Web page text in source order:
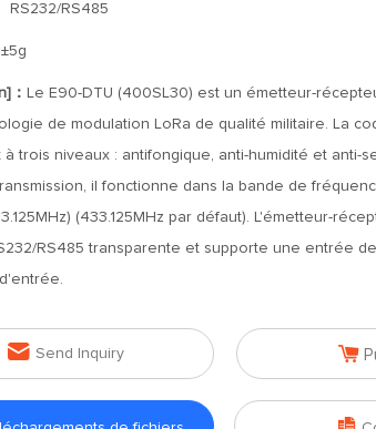
RS232/RS485
： Le E90-DTU (400SL30) est un émetteur-
de modulation LoRa de qualité militaire. La
trois niveaux : antifongique, anti-humidité et anti-
il fonctionne dans la bande de
(433.125MHz par défaut). L'émetteur-
RS485 transparente et supporte une entrée
 Send Inquiry 